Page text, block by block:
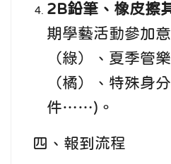
2B鉛筆、橡皮擦
期學藝活動參加
（綠）、夏季管
（橘）、特殊身
件……)。
四、報到流程